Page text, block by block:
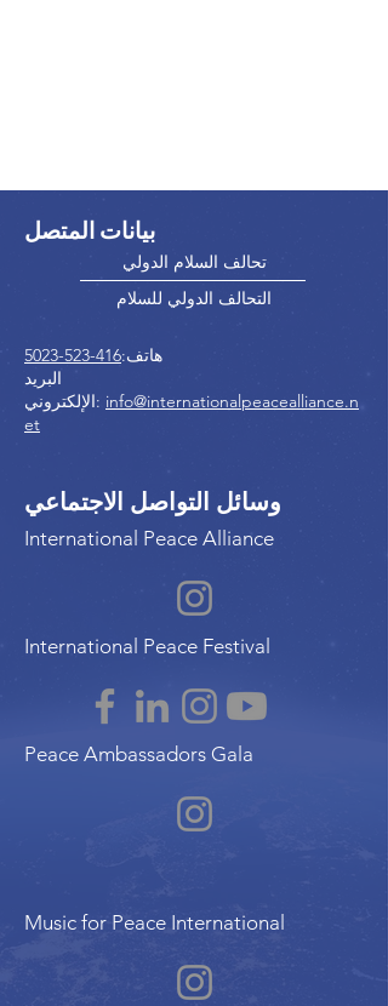
بيانات المتصل
تحالف السلام الدولي
التحالف الدولي للسلام
هاتف:416-523-5023
البريد
الإلكتروني: info@internationalpeacealliance.n
et
وسائل التواصل الاجتماعي
International Peace Alliance
International Peace Festival
Peace Ambassadors Gala
Music for Peace International